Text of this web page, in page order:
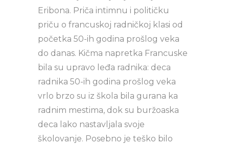
Eribona. Priča intimnu i političku
priču o francuskoj radničkoj klasi od
početka 50-ih godina prošlog veka
do danas. Kičma napretka Francuske
bila su upravo leđa radnika: deca
radnika 50-ih godina prošlog veka
vrlo brzo su iz škola bila gurana ka
radnim mestima, dok su buržoaska
deca lako nastavljala svoje
školovanje. Posebno je teško bilo